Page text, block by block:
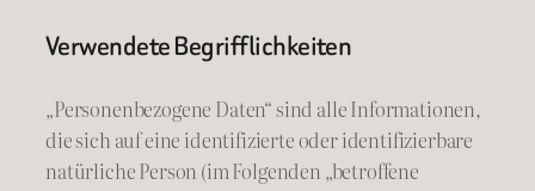
Verwendete Begrifflichkeiten
„Personenbezogene Daten“ sind alle Informationen,
die sich auf eine identifizierte oder identifizierbare
natürliche Person (im Folgenden „betroffene